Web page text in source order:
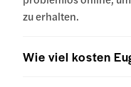
zu erhalten.
Wie viel kosten